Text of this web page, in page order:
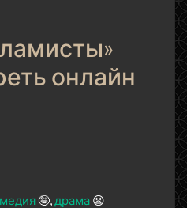
онлайн
🤪 драма 😫